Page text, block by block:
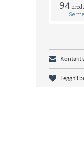
94
Se
Kontakt
Legg til